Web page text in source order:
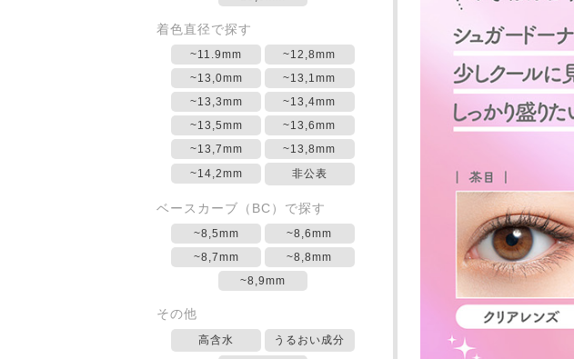
着色直径で探す
~11.9mm
~12,8mm
~13,0mm
~13,1mm
~13,3mm
~13,4mm
~13,5mm
~13,6mm
~13,7mm
~13,8mm
~14,2mm
非公表
ベースカーブ（BC）で探す
~8,5mm
~8,6mm
~8,7mm
~8,8mm
~8,9mm
その他
高含水 うるおい成分